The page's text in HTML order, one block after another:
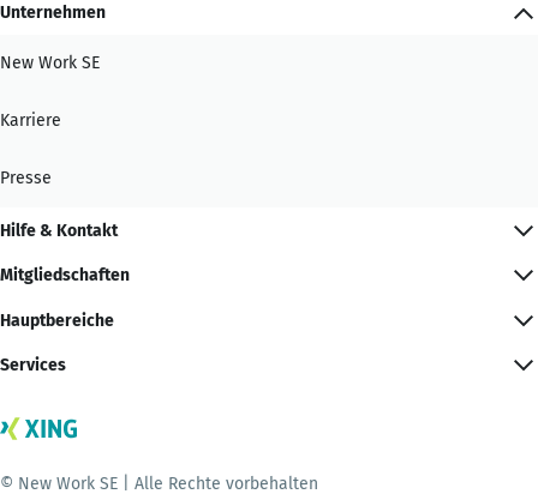
Unternehmen
New Work SE
Karriere
Presse
Hilfe & Kontakt
Mitgliedschaften
Hauptbereiche
Services
© New Work SE | Alle Rechte vorbehalten